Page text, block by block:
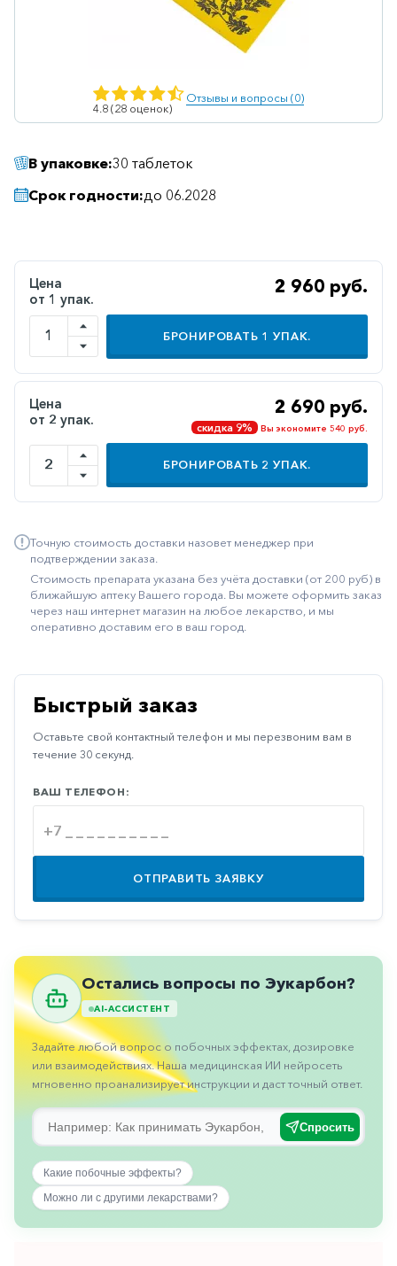
Гематологические
Гинекология
Гомеопатические
Диабетические
Желудочно-
кишечные
Иммунодепрессанты
Иммуностимуляторы
Климактерические
Метаболизм
Наружные
средства
Неврологические
Офтальмология
Паркинсон
Противоаллергические
Противовоспалительные
Противогрибковые
Противоподагрические
Прочее
Пульмонология
Сердечные
Сосудистые
Тромбозы
Ухо-
горло-
4.8 (28 оценок)
Отзывы и вопросы (0)
В упаковке:30 таблеток
Срок годности:до 06.2028
Цена
от 1 упак.
2 960 руб.
БРОНИРОВАТЬ 1 УПАК.
Цена
от 2 упак.
2 690 руб.
скидка 9% Вы экономите 540 руб.
БРОНИРОВАТЬ 2 УПАК.
Точную стоимость доставки назовет менеджер при
подтверждении заказа.
Стоимость препарата указана без учёта доставки (от 200 руб) в
ближайшую аптеку Вашего города. Вы можете оформить заказ
через наш интернет магазин на любое лекарство, и мы
оперативно доставим его в ваш город.
Быстрый заказ
Оставьте свой контактный телефон и мы перезвоним вам в
течение 30 секунд.
ВАШ ТЕЛЕФОН:
ОТПРАВИТЬ ЗАЯВКУ
Остались вопросы по Эукарбон?
AI-АССИСТЕНТ
Задайте любой вопрос о побочных эффектах, дозировке
или взаимодействиях. Наша медицинская ИИ нейросеть
мгновенно проанализирует инструкции и даст точный ответ.
Спросить
Какие побочные эффекты?
Можно ли с другими лекарствами?